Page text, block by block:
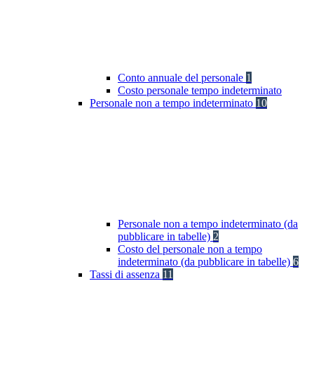
Conto annuale del personale 1
Costo personale tempo indeterminato
Personale non a tempo indeterminato 10
Personale non a tempo indeterminato (da
pubblicare in tabelle) 2
Costo del personale non a tempo
indeterminato (da pubblicare in tabelle) 6
Tassi di assenza 11